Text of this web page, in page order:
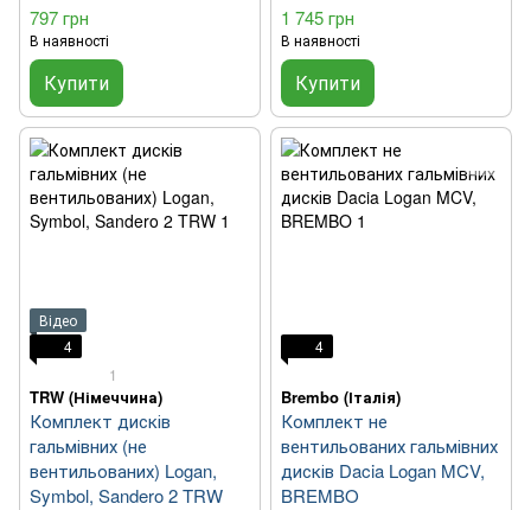
797 грн
В наявності
Купити
1 745 грн
В наявності
Купити
Відео
4
1
TRW (Німеччина)
Комплект дисків
гальмівних (не
вентильованих) Logan,
Symbol, Sandero 2 TRW
4
Brembo (Італія)
Комплект не
вентильованих гальмівних
дисків Dacia Logan MCV,
BREMBO